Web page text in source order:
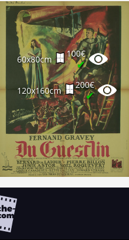
60x80cm
100€
✔
120x160cm
200€
✔